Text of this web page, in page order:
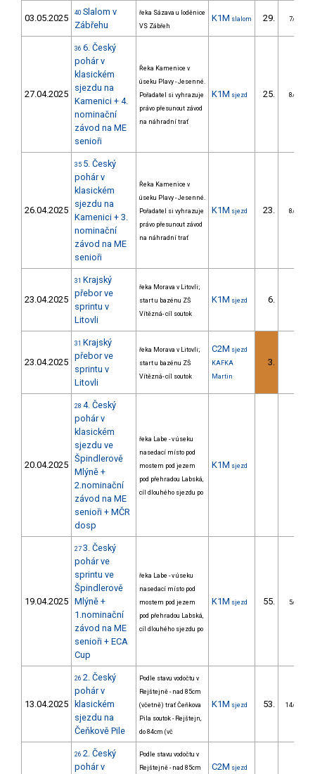
03.05.2025 40 Slalom v
Zábřehu
řeka Sázava u loděnice
VS Zábřeh
K1M slalom 29. 7/DM
27.04.2025
36 6. Český
pohár v
klasickém
sjezdu na
Kamenici + 4.
nominační
závod na ME
senioři
Řeka Kamenice v
úseku Plavy - Jesenné.
Pořadatel si vyhrazuje
právo přesunout závod
na náhradní trať
K1M sjezd 25. 8/DM
26.04.2025
35 5. Český
pohár v
klasickém
sjezdu na
Kamenici + 3.
nominační
závod na ME
senioři
Řeka Kamenice v
úseku Plavy - Jesenné.
Pořadatel si vyhrazuje
právo přesunout závod
na náhradní trať
K1M sjezd 23. 8/DM
23.04.2025
31 Krajský
přebor ve
sprintu v
Litovli
řeka Morava v Litovli;
start u bazénu ZŠ
Vítězná- cíl soutok
K1M sjezd 6.
23.04.2025
31 Krajský
přebor ve
sprintu v
Litovli
řeka Morava v Litovli;
start u bazénu ZŠ
Vítězná- cíl soutok
C2M sjezd
KAFKA
Martin
3.
20.04.2025
28 4. Český
pohár v
klasickém
sjezdu ve
Špindlerově
Mlýně +
2.nominační
závod na ME
senioři + MČR
dosp
řeka Labe - v úseku
nasedací místo pod
mostem pod jezem
pod přehradou Labská,
cíl dlouhého sjezdu po
K1M sjezd
19.04.2025
27 3. Český
pohár ve
sprintu ve
Špindlerově
Mlýně +
1.nominační
závod na ME
senioři + ECA
Cup
řeka Labe - v úseku
nasedací místo pod
mostem pod jezem
pod přehradou Labská,
cíl dlouhého sjezdu po
K1M sjezd 55. 5/DM
13.04.2025
26 2. Český
pohár v
klasickém
sjezdu na
Čeňkově Pile
Podle stavu vodočtu v
Rejštejně - nad 85cm
(včetně) trať Čeňkova
Pila soutok - Rejštejn,
do 84cm (vč
K1M sjezd 53. 14/DM
26 2. Český
pohár v
Podle stavu vodočtu v
Rejštejně - nad 85cm
C2M sjezd